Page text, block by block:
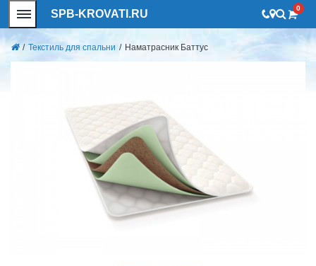
SPB-KROVATI.RU 0
/ Текстиль для спальни / Наматрасник Баттус